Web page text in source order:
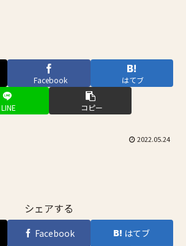
Facebook はてブ
LINE コピー
2022.05.24
シェアする
Facebook はてブ